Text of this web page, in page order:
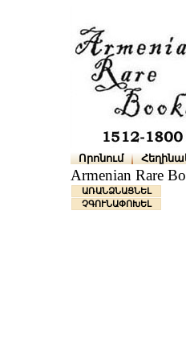
Որոնում
Armenian Rare
ԱՌԱՆՁՆԱՑՆԵԼ
ՉԳՈՒՆԱՓՈԽԵԼ